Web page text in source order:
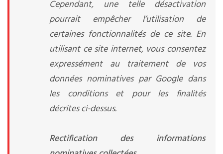
Cependant, une telle désactivation
pourrait empêcher l’utilisation de
certaines fonctionnalités de ce site. En
utilisant ce site internet, vous consentez
expressément au traitement de vos
données nominatives par Google dans
les conditions et pour les finalités
décrites ci-dessus.
Rectification des informations